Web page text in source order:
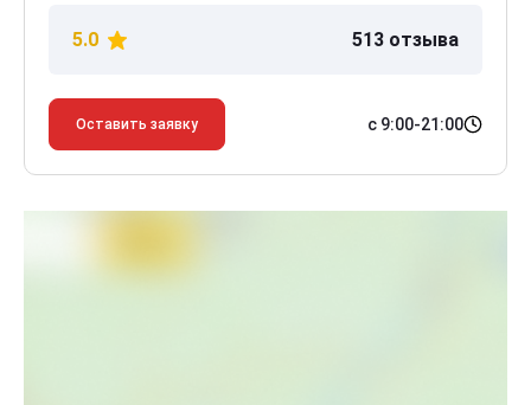
5.0 513 отзыва
Оставить заявку с 9:00-21:00